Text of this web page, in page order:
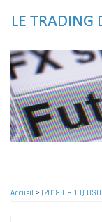
principal
Accueil > (2018.08.10)